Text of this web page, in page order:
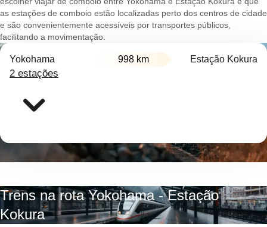
as estações de comboio estão localizadas perto dos centros de cidade
e são convenientemente acessíveis por transportes públicos,
facilitando a movimentação.
Yokohama 998 km Estação Kokura
2 estações
Trens na rota Yokohama - Estação
Kokura